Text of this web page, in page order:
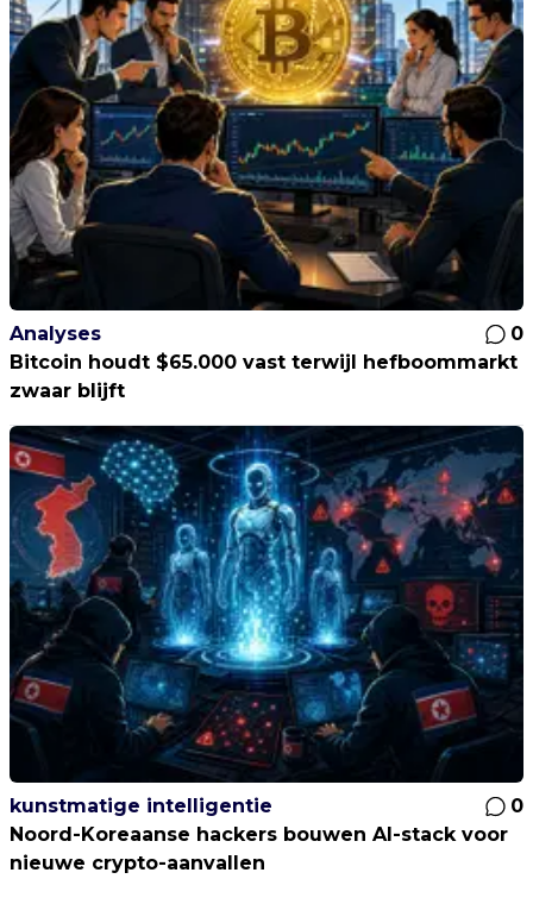
Analyses
0
Bitcoin houdt $65.000 vast terwijl hefboommarkt
zwaar blijft
kunstmatige intelligentie
0
Noord-Koreaanse hackers bouwen AI-stack voor
nieuwe crypto-aanvallen